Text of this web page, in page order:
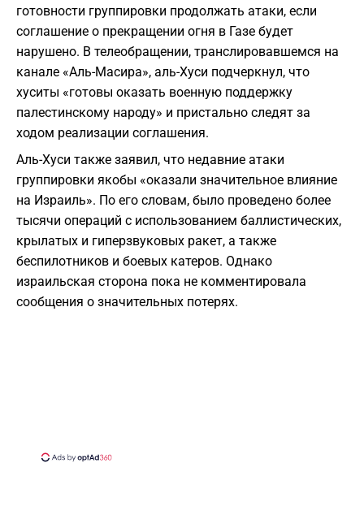
готовности группировки продолжать атаки, если
соглашение о прекращении огня в Газе будет
нарушено. В телеобращении, транслировавшемся на
канале «Аль-Масира», аль-Хуси подчеркнул, что
хуситы «готовы оказать военную поддержку
палестинскому народу» и пристально следят за
ходом реализации соглашения.
Аль-Хуси также заявил, что недавние атаки
группировки якобы «оказали значительное влияние
на Израиль». По его словам, было проведено более
тысячи операций с использованием баллистических,
крылатых и гиперзвуковых ракет, а также
беспилотников и боевых катеров. Однако
израильская сторона пока не комментировала
сообщения о значительных потерях.